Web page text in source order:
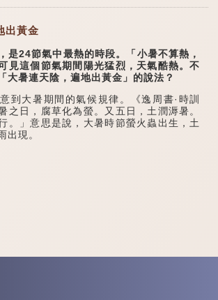
出黃金
24節氣中最熱的時段。「小暑不算熱，
見這個節氣期間陽光猛烈，天氣酷熱。不
大暑連天陰，遍地出黃金」的說法？
大暑期間的氣候規律。《逸周書·時訓
之日，腐草化為螢。又五日，土潤溽暑。
。」意思是說，大暑時節螢火蟲出生，土
出現。